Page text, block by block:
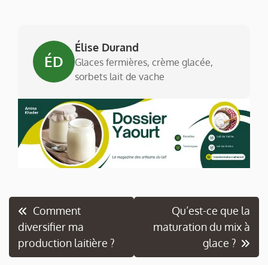
ÉD
Élise Durand
Glaces fermières, crème glacée,
sorbets lait de vache
Navigation
de
l’article
Comment
diversifier ma
production laitière ?
Qu’est-ce que la
maturation du mix à
glace ?